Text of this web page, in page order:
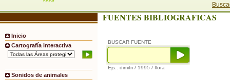
Inicio
Cartografía interactiva
Sonidos de animales
FUENTES BIBLIOGRAFICAS
BUSCAR FUENTE
Ejs.: dimitri / 1995 / flora